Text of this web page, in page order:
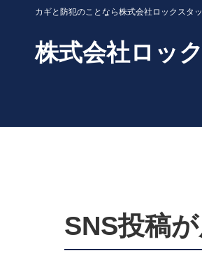
カギと防犯のことなら株式会社ロックスタ
株式会社ロッ
SNS投稿